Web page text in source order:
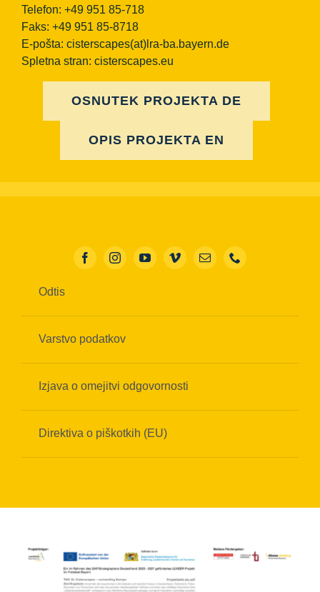
Telefon: +49 951 85-718
Faks: +49 951 85-8718
E-pošta: cisterscapes(at)lra-ba.bayern.de
Spletna stran: cisterscapes.eu
OSNUTEK PROJEKTA DE
OPIS PROJEKTA EN
Odtis
Varstvo podatkov
Izjava o omejitvi odgovornosti
Direktiva o piškotkih (EU)